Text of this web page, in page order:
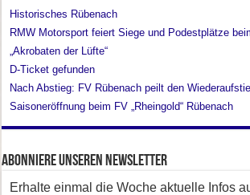
Historisches Rübenach
RMW Motorsport feiert Siege und Podestplätze
„Akrobaten der Lüfte“
D-Ticket gefunden
Nach Abstieg: FV Rübenach peilt den
Saisoneröffnung beim FV „Rheingold“ Rübenach
Abonniere unseren Newsletter
Erhalte einmal die Woche aktuelle Infos